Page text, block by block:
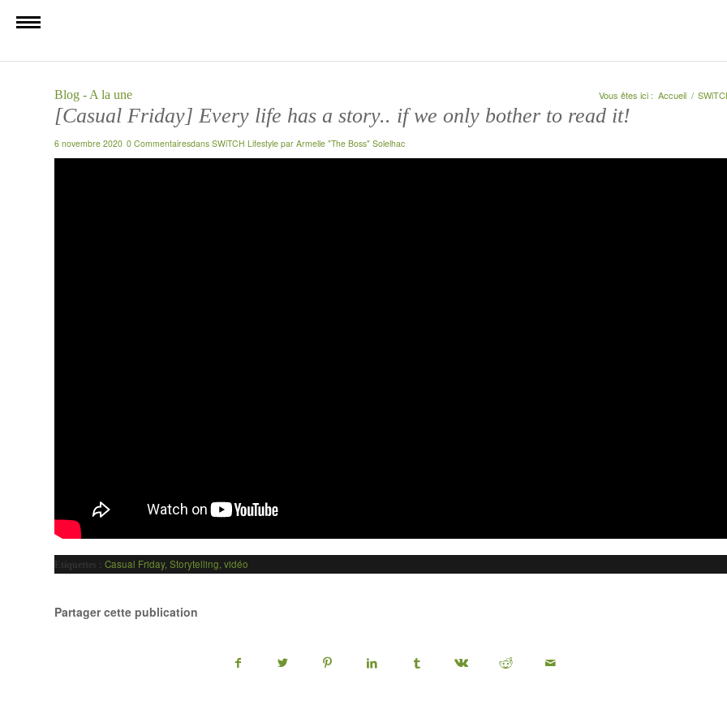
Blog - A la une Vous êtes ici : Accueil /
[Casual Friday] Every life has a story.. if we only bother to read it!
6 novembre 2020 0 Commentairesdans SWiTCH Lifestyle par Armelle "The Boss" Solelhac
Etiquettes : Casual Friday, Storytelling, vidéo
Partager cette publication